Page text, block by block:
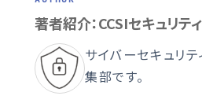
著者紹介：CCSIセキュリテ
サイバーセキュリテ
集部です。